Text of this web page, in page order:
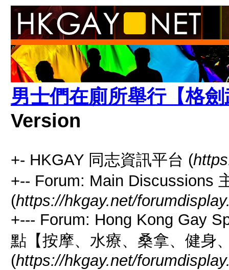
男士們在廁所舉行【格
Version
+- HKGAY 同志資訊平台 (
+-- Forum: Main Discussions
(https://hkgay.net/
+--- Forum: Hong Kong Gay
點【按摩、水療、桑拿、健身
(https://hkgay.net/